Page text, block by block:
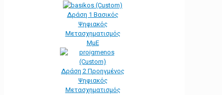
Δράση 1 Βασικός
Ψηφιακός
Μετασχηματισμός
ΜμΕ
Δράση 2 Προηγμένος
Ψηφιακός
Μετασχηματισμός